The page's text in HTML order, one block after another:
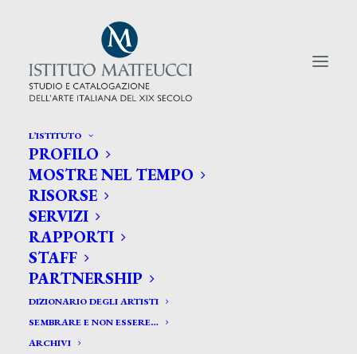
L’ISTITUTO
PROFILO
MOSTRE NEL TEMPO
RISORSE
SERVIZI
RAPPORTI
STAFF
PARTNERSHIP
DIZIONARIO DEGLI ARTISTI
SEMBRARE E NON ESSERE…
ARCHIVI
CERCA TRA GLI ARTISTI:
Search
for: